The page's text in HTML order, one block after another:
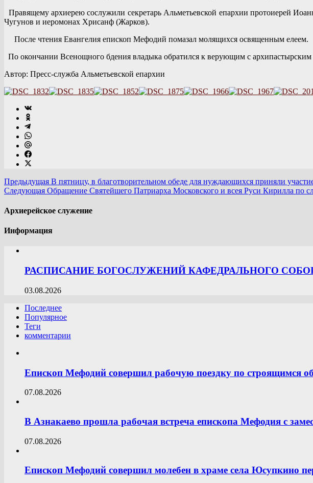
Правящему архиерею сослужили секретарь Альметьевской епархии протоиерей
Чугунов и иеромонах Хрисанф (Жарков).
После чтения Евангелия епископ Мефодий помазал молящихся освященным елеем.
По окончании Всенощного бдения владыка обратился к верующим с
Автор: Пресс-служба Альметьевской епархии
Предыдущая В пятницу, в благотворительном обеде для нуждающихся приняли
Следующая Обращение Святейшего Патриарха Московского и всея Руси Кирилла по
Архиерейское служение
Информация
РАСПИСАНИЕ БОГОСЛУЖЕНИЙ КАФЕДРАЛЬНОГО
03.08.2026
Последнее
Популярное
Теги
комментарии
Епископ Мефодий совершил рабочую поездку по строящимся
07.08.2026
В Азнакаево прошла рабочая встреча епископа Мефодия с
07.08.2026
Епископ Мефодий совершил молебен в храме села Юсупкино